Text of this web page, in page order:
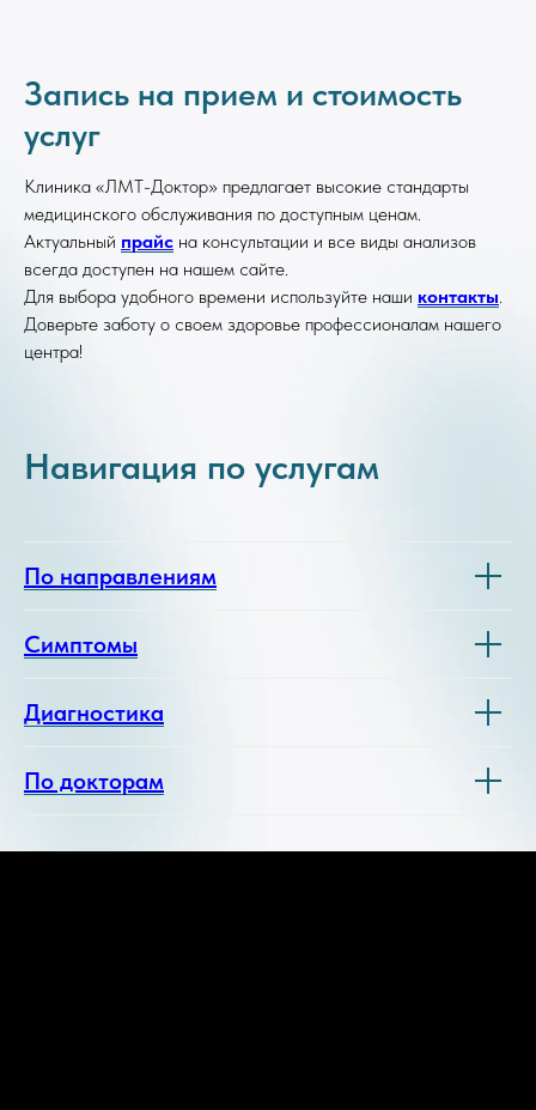
Запись на прием и стоимость
услуг
Клиника «ЛМТ-Доктор» предлагает высокие стандарты
медицинского обслуживания по доступным ценам.
Актуальный прайс на консультации и все виды анализов
всегда доступен на нашем сайте.
Для выбора удобного времени используйте наши контакты.
Доверьте заботу о своем здоровье профессионалам нашего
центра!
Навигация по услугам
По направлениям
Симптомы
Диагностика
По докторам